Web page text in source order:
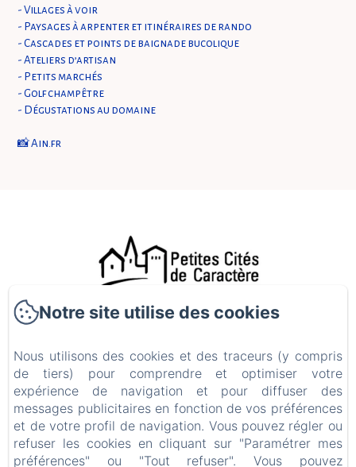
- Villages à voir
- Paysages à arpenter et itinéraires de rando
- Cascades et points de baignade bucolique
- Ateliers d’artisan
- Petits marchés
- Golf champêtre
- Dégustations au domaine
📸 Ain.fr
46 Grande rue , Ambronay
LA MAISON D'AMBRONAY - 46 Grande Rue - 01500 Ambronay -
FRANCE
Contact
Notre site utilise des cookies
Nous utilisons des cookies et des traceurs (y compris
de tiers) pour comprendre et optimiser votre
expérience de navigation et pour diffuser des
messages publicitaires en fonction de vos préférences
et de votre profil de navigation. Vous pouvez régler ou
refuser les cookies en cliquant sur "Paramétrer mes
préférences" ou "Tout refuser". Vous pouvez